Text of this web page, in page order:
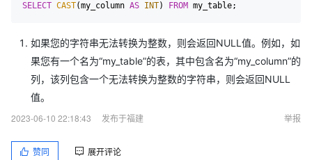
SELECT CAST(my_column AS INT) FROM
如果您的字符串无法转换为整数，则会返回NULL值。例如，如
果您有一个名为“my_table”的表，其中包含名为“my_column”的
列，该列包含一个无法转换为整数的字符串，则会返回NULL
值。
2023-06-10 22:18:43
发布于福建 举报
赞同 展开评论